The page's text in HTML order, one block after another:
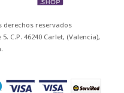
derechos reservados
C.P. 46240 Carlet, (Valencia),